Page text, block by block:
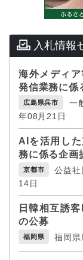
入札情報
海外メディ
発信業務に係
広島県呉市
一
年08月21日
AIを活用し
務に係る企画
京都市
公益
14日
日韓相互誘
の公募
福岡県 福岡